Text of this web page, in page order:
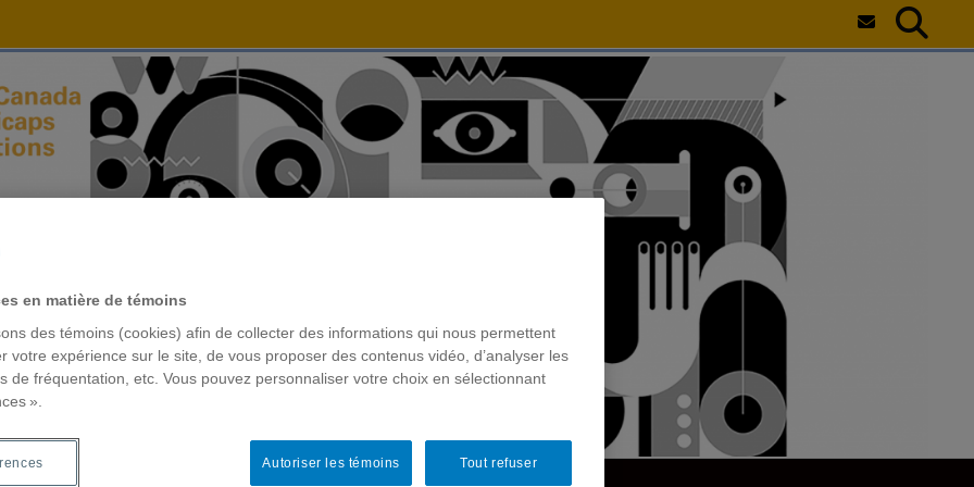
en matière de témoins
des témoins (cookies) afin de collecter des informations qui nous permettent
votre expérience sur le site, de vous proposer des contenus vidéo, d’analyser les
de fréquentation, etc. Vous pouvez personnaliser votre choix en sélectionnant
».
Tout refuser
Autoriser les témoins